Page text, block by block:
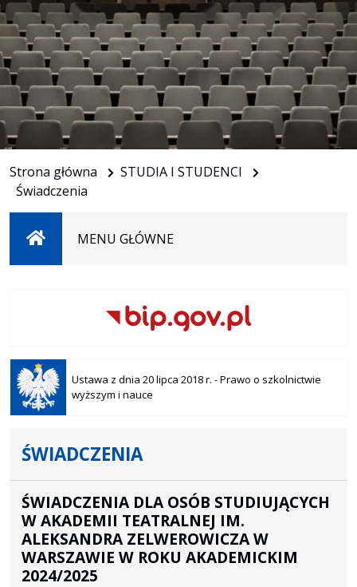
Strona główna
STUDIA I STUDENCI
Świadczenia
StronaMENU GŁÓWNE
Ustawa z dnia 20 lipca 2018 r. - Prawo o szkolnictwie
wyższym i nauce
Otwiera
się w
nowej
karcie
ŚWIADCZENIA
ŚWIADCZENIA DLA OSÓB STUDIUJĄCYCH
W AKADEMII TEATRALNEJ IM.
ALEKSANDRA ZELWEROWICZA W
WARSZAWIE W ROKU AKADEMICKIM
2024/2025